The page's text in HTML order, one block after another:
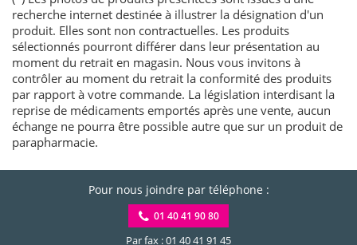
recherche internet destinée à illustrer la désignation d'un
produit. Elles sont non contractuelles. Les produits
sélectionnés pourront différer dans leur présentation au
moment du retrait en magasin. Nous vous invitons à
contrôler au moment du retrait la conformité des produits
par rapport à votre commande. La législation interdisant la
reprise de médicaments emportés après une vente, aucun
échange ne pourra être possible autre que sur un produit de
parapharmacie.
Pour nous joindre par téléphone :
01 40 41 90 80
Par fax : 01 40 41 91 45